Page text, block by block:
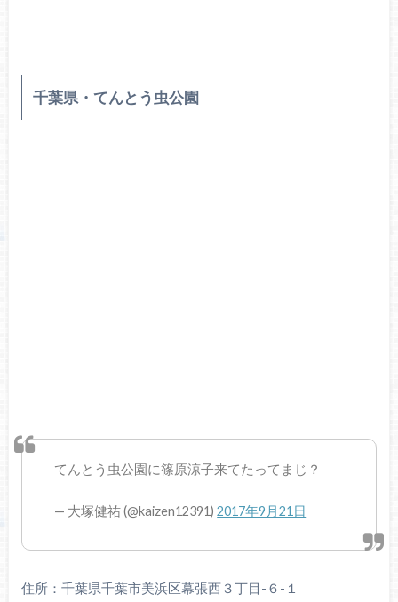
千葉県・てんとう虫公園
てんとう虫公園に篠原涼子来てたってまじ？
— 大塚健祐 (@kaizen12391)2017年9月21日
住所：千葉県千葉市美浜区幕張西３丁目-６-１